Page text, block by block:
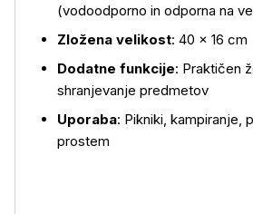
(vodoodporno in odporna na
Zložena velikost: 40 × 16 cm
Dodatne funkcije: Praktičen
shranjevanje predmetov
Uporaba: Pikniki, kampiranje,
prostem